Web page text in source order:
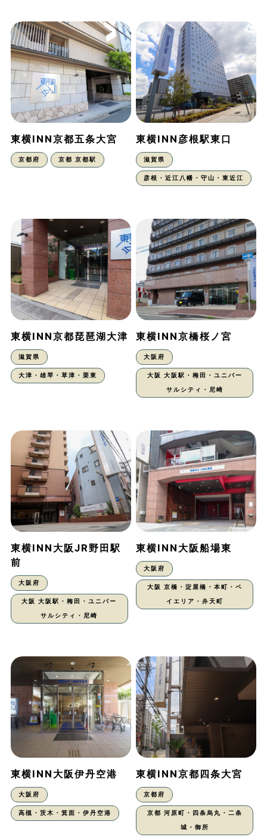
東横INN京都五条大宮
京都府 京都 京都駅
東横INN彦根駅東口
滋賀県
彦根・近江八幡・守山・東近江
東横INN京都琵琶湖大津
滋賀県
大津・雄琴・草津・栗東
東横INN京橋桜ノ宮
大阪府
大阪 大阪駅・梅田・ユニバー
サルシティ・尼崎
東横INN大阪JR野田駅
前
大阪府
大阪 大阪駅・梅田・ユニバー
サルシティ・尼崎
東横INN大阪船場東
大阪府
大阪 京橋・淀屋橋・本町・ベ
イエリア・弁天町
東横INN大阪伊丹空港
大阪府
高槻・茨木・箕面・伊丹空港
東横INN京都四条大宮
京都府
京都 河原町・四条烏丸・二条
城・御所